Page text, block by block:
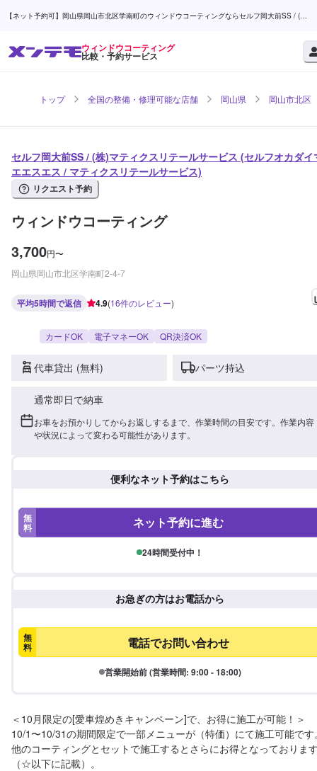
【ネット予約可】岡山県岡山市北区学南町のウィンドウコーティングならセルフ岡大前SS / (株)
ウィンドウコーティング
比較・予約サービス
トップ 全国の整備・修理可能な店舗 岡山県 岡山市北区
セルフ岡大前SS / (株)マティクスリテールサービス (セルフオカダイ
エエスエス / マティクスリテールサービス)
リクエスト予約
ウィンドウコーティング
3,700円〜
岡山県岡山市北区学南町2-4-7
平均5時間で返信 4.9(16件のレビュー)
カードOK 電子マネーOK QR決済OK
代車貸出 (無料) パーツ持込
通常即日で納車
お車をお預かりしてからお返しするまで、作業時間の目安です。作業内容
や状況によって変わる可能性があります。
便利なネット予約はこちら
無
料 ネット予約に進む
24時間受付中！
お急ぎの方はお電話から
無
料 電話でお問い合わせ
営業開始前 (営業時間: 9:00 - 18:00)
＜10月限定の[愛車煌めきキャンペーン]で、お得に施工が可能！＞
10/1〜10/31の期間限定で一部メニューが（特価）にて施工可能です
他のコーティングとセットで施工するとさらにお得となっておりま
（☆以下に記載）。